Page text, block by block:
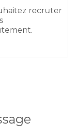
recruter